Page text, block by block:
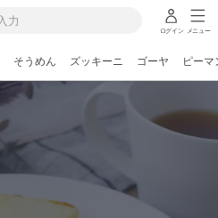
ログイン メニュー
そうめん ズッキーニ ゴーヤ ピーマ